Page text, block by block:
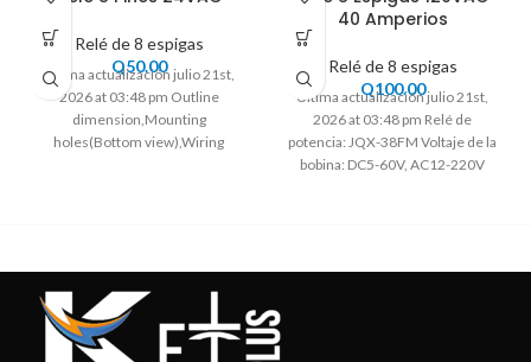
Relé de 8 espigas
Q50.00
Ultima actualización julio 21st,
2026 at 03:48 pm Outline
dimension,Mounting
holes(Bottom view),Wiring
40 Amperios
Relé de 8 espigas
Q100.00
Ultima actualización julio 21st,
2026 at 03:48 pm Relé de
potencia: JQX-38FM Voltaje de la
bobina: DC5-60V, AC12-220V